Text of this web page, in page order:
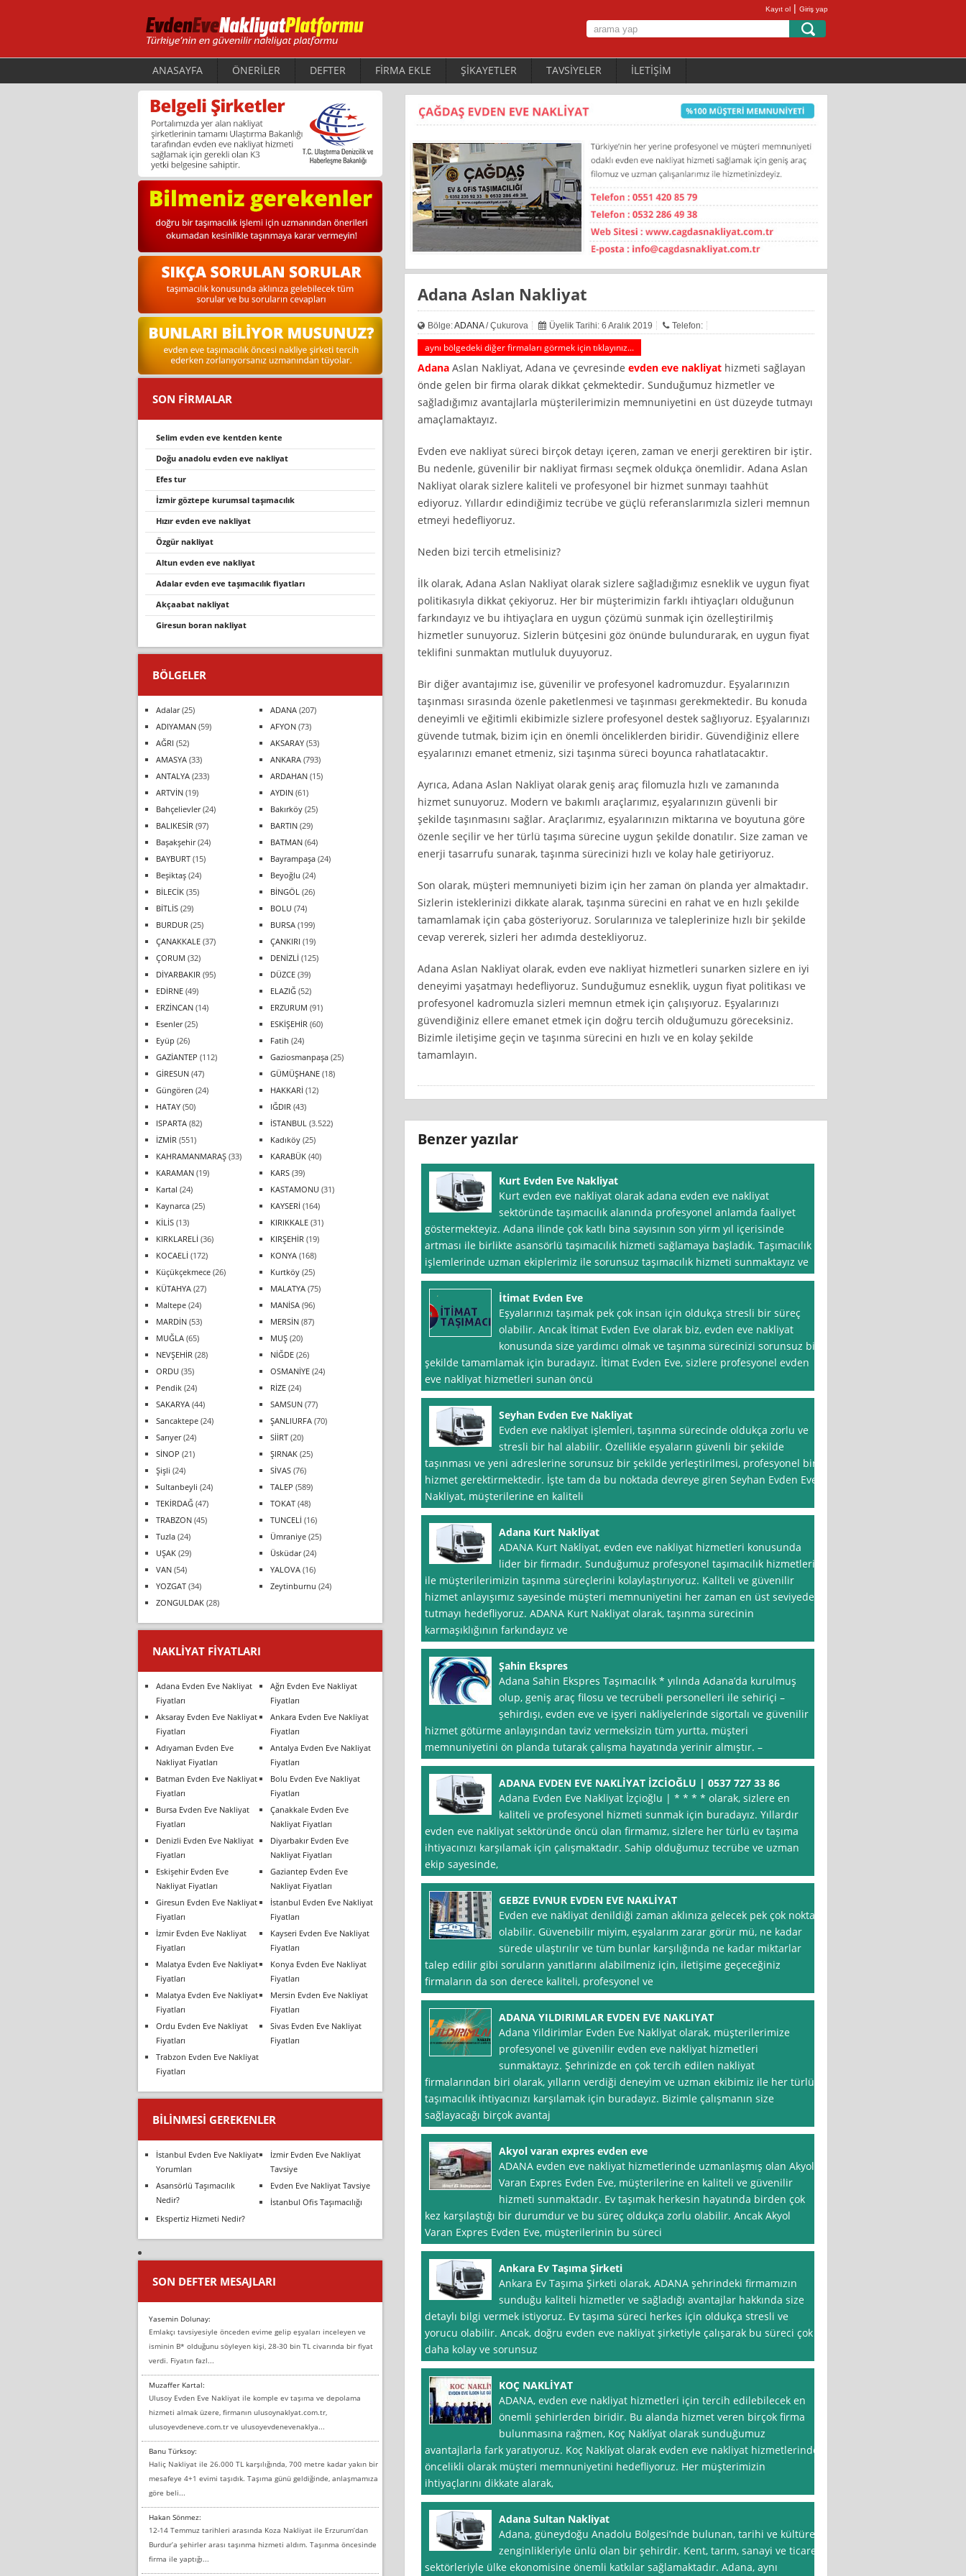
Kayıt ol | Giriş yap
ANASAYFA ÖNERİLER DEFTER FİRMA EKLE ŞİKAYETLER TAVSİYELER İLETİŞİM
Adana Aslan Nakliyat
Bölge:ADANA/ Çukurova Üyelik Tarihi: 6 Aralık 2019 Telefon:
aynı bölgedeki diğer firmaları görmek için tıklayınız...
AdanaAslan Nakliyat, Adana ve çevresinde evden eve nakliyathizmeti sağlayan
önde gelen bir firma olarak dikkat çekmektedir. Sunduğumuz hizmetler ve
sağladığımız avantajlarla müşterilerimizin memnuniyetini en üst düzeyde tutmayı
amaçlamaktayız.
Evden eve nakliyat süreci birçok detayı içeren, zaman ve enerji gerektiren bir iştir.
Bu nedenle, güvenilir bir nakliyat firması seçmek oldukça önemlidir. Adana Aslan
Nakliyat olarak sizlere kaliteli ve profesyonel bir hizmet sunmayı taahhüt
ediyoruz. Yıllardır edindiğimiz tecrübe ve güçlü referanslarımızla sizleri memnun
etmeyi hedefliyoruz.
Neden bizi tercih etmelisiniz?
İlk olarak, Adana Aslan Nakliyat olarak sizlere sağladığımız esneklik ve uygun fiyat
politikasıyla dikkat çekiyoruz. Her bir müşterimizin farklı ihtiyaçları olduğunun
farkındayız ve bu ihtiyaçlara en uygun çözümü sunmak için özelleştirilmiş
hizmetler sunuyoruz. Sizlerin bütçesini göz önünde bulundurarak, en uygun fiyat
teklifini sunmaktan mutluluk duyuyoruz.
Bir diğer avantajımız ise, güvenilir ve profesyonel kadromuzdur. Eşyalarınızın
taşınması sırasında özenle paketlenmesi ve taşınması gerekmektedir. Bu konuda
deneyimli ve eğitimli ekibimizle sizlere profesyonel destek sağlıyoruz. Eşyalarınızı
güvende tutmak, bizim için en önemli önceliklerden biridir. Güvendiğiniz ellere
eşyalarınızı emanet etmeniz, sizi taşınma süreci boyunca rahatlatacaktır.
Ayrıca, Adana Aslan Nakliyat olarak geniş araç filomuzla hızlı ve zamanında
hizmet sunuyoruz. Modern ve bakımlı araçlarımız, eşyalarınızın güvenli bir
şekilde taşınmasını sağlar. Araçlarımız, eşyalarınızın miktarına ve boyutuna göre
özenle seçilir ve her türlü taşıma sürecine uygun şekilde donatılır. Size zaman ve
enerji tasarrufu sunarak, taşınma sürecinizi hızlı ve kolay hale getiriyoruz.
Son olarak, müşteri memnuniyeti bizim için her zaman ön planda yer almaktadır.
Sizlerin isteklerinizi dikkate alarak, taşınma sürecini en rahat ve en hızlı şekilde
tamamlamak için çaba gösteriyoruz. Sorularınıza ve taleplerinize hızlı bir şekilde
cevap vererek, sizleri her adımda destekliyoruz.
Adana Aslan Nakliyat olarak, evden eve nakliyat hizmetleri sunarken sizlere en iyi
deneyimi yaşatmayı hedefliyoruz. Sunduğumuz esneklik, uygun fiyat politikası ve
profesyonel kadromuzla sizleri memnun etmek için çalışıyoruz. Eşyalarınızı
güvendiğiniz ellere emanet etmek için doğru tercih olduğumuzu göreceksiniz.
Bizimle iletişime geçin ve taşınma sürecini en hızlı ve en kolay şekilde
tamamlayın.
Benzer yazılar
Kurt Evden Eve Nakliyat
Kurt evden eve nakliyat olarak adana evden eve nakliyat
sektöründe taşımacılık alanında profesyonel anlamda faaliyet
göstermekteyiz. Adana ilinde çok katlı bina sayısının son yirm yıl içerisinde
artması ile birlikte asansörlü taşımacılık hizmeti sağlamaya başladık. Taşımacılık
işlemlerinde uzman ekiplerimiz ile sorunsuz taşımacılık hizmeti sunmaktayız ve
İtimat Evden Eve
Eşyalarınızı taşımak pek çok insan için oldukça stresli bir süreç
olabilir. Ancak İtimat Evden Eve olarak biz, evden eve nakliyat
konusunda size yardımcı olmak ve taşınma sürecinizi sorunsuz bir
şekilde tamamlamak için buradayız. İtimat Evden Eve, sizlere profesyonel evden
eve nakliyat hizmetleri sunan öncü
Seyhan Evden Eve Nakliyat
Evden eve nakliyat işlemleri, taşınma sürecinde oldukça zorlu ve
stresli bir hal alabilir. Özellikle eşyaların güvenli bir şekilde
taşınması ve yeni adreslerine sorunsuz bir şekilde yerleştirilmesi, profesyonel bir
hizmet gerektirmektedir. İşte tam da bu noktada devreye giren Seyhan Evden Eve
Nakliyat, müşterilerine en kaliteli
Adana Kurt Nakliyat
ADANA Kurt Nakliyat, evden eve nakliyat hizmetleri konusunda
lider bir firmadır. Sunduğumuz profesyonel taşımacılık hizmetleri
ile müşterilerimizin taşınma süreçlerini kolaylaştırıyoruz. Kaliteli ve güvenilir
hizmet anlayışımız sayesinde müşteri memnuniyetini her zaman en üst seviyede
tutmayı hedefliyoruz. ADANA Kurt Nakliyat olarak, taşınma sürecinin
karmaşıklığının farkındayız ve
Şahin Ekspres
Adana Sahin Ekspres Taşımacılık * yılında Adana’da kurulmuş
olup, geniş araç filosu ve tecrübeli personelleri ile sehiriçi –
şehirdışı, evden eve ve işyeri nakliyelerinde sigortalı ve güvenilir
hizmet götürme anlayışından taviz vermeksizin tüm yurtta, müşteri
memnuniyetini ön planda tutarak çalışma hayatında yerinir almıştır. –
ADANA EVDEN EVE NAKLİYAT İZCİOĞLU | 0537 727 33 86
Adana Evden Eve Nakliyat İzçioğlu | * * * * olarak, sizlere en
kaliteli ve profesyonel hizmeti sunmak için buradayız. Yıllardır
evden eve nakliyat sektöründe öncü olan firmamız, sizlere her türlü ev taşıma
ihtiyacınızı karşılamak için çalışmaktadır. Sahip olduğumuz tecrübe ve uzman
ekip sayesinde,
GEBZE EVNUR EVDEN EVE NAKLİYAT
Evden eve nakliyat denildiği zaman aklınıza gelecek pek çok nokta
olabilir. Güvenebilir miyim, eşyalarım zarar görür mü, ne kadar
sürede ulaştırılır ve tüm bunlar karşılığında ne kadar miktarlar
talep edilir gibi soruların yanıtlarını alabilmeniz için, iletişime geçeceğiniz
firmaların da son derece kaliteli, profesyonel ve
ADANA YILDIRIMLAR EVDEN EVE NAKLIYAT
Adana Yildirimlar Evden Eve Nakliyat olarak, müşterilerimize
profesyonel ve güvenilir evden eve nakliyat hizmetleri
sunmaktayız. Şehrinizde en çok tercih edilen nakliyat
firmalarından biri olarak, yılların verdiği deneyim ve uzman ekibimiz ile her türlü
taşımacılık ihtiyacınızı karşılamak için buradayız. Bizimle çalışmanın size
sağlayacağı birçok avantaj
Akyol varan expres evden eve
ADANA evden eve nakliyat hizmetlerinde uzmanlaşmış olan Akyol
Varan Expres Evden Eve, müşterilerine en kaliteli ve güvenilir
hizmeti sunmaktadır. Ev taşımak herkesin hayatında birden çok
kez karşılaştığı bir durumdur ve bu süreç oldukça zorlu olabilir. Ancak Akyol
Varan Expres Evden Eve, müşterilerinin bu süreci
Ankara Ev Taşıma Şirketi
Ankara Ev Taşıma Şirketi olarak, ADANA şehrindeki firmamızın
sunduğu kaliteli hizmetler ve sağladığı avantajlar hakkında size
detaylı bilgi vermek istiyoruz. Ev taşıma süreci herkes için oldukça stresli ve
yorucu olabilir. Ancak, doğru evden eve nakliyat şirketiyle çalışarak bu süreci çok
daha kolay ve sorunsuz
KOÇ NAKLİYAT
ADANA, evden eve nakliyat hizmetleri için tercih edilebilecek en
önemli şehirlerden biridir. Bu alanda hizmet veren birçok firma
bulunmasına rağmen, Koç Nakli̇yat olarak sunduğumuz
avantajlarla fark yaratıyoruz. Koç Nakli̇yat olarak evden eve nakliyat hizmetlerinde
öncelikli olarak müşteri memnuniyetini hedefliyoruz. Her müşterimizin
ihtiyaçlarını dikkate alarak,
Adana Sultan Nakliyat
Adana, güneydoğu Anadolu Bölgesi’nde bulunan, tarihi ve kültürel
zenginlikleriyle ünlü olan bir şehirdir. Kent, tarım, sanayi ve ticaret
sektörleriyle ülke ekonomisine önemli katkılar sağlamaktadır. Adana, aynı
SON FİRMALAR
selim evden eve kentden kente
doğu anadolu evden eve nakliyat
efes tur
i̇zmir göztepe kurumsal taşımacılık
hızır evden eve nakliyat
özgür nakliyat
altun evden eve nakli̇yat
adalar evden eve taşımacılık fiyatları
akçaabat nakli̇yat
giresun boran nakliyat
BÖLGELER
Adalar(25) ADANA (207)
ADIYAMAN (59) AFYON (73)
AĞRI (52) AKSARAY (53)
AMASYA (33) ANKARA (793)
ANTALYA (233) ARDAHAN (15)
ARTVİN (19) AYDIN (61)
Bahçelievler(24) Bakırköy (25)
BALIKESİR (97) BARTIN (29)
Başakşehir(24) BATMAN (64)
BAYBURT (15) Bayrampaşa (24)
Beşiktaş (24) Beyoğlu (24)
BİLECİK (35) BİNGÖL (26)
BİTLİS (29) BOLU (74)
BURDUR (25) BURSA (199)
ÇANAKKALE (37) ÇANKIRI (19)
ÇORUM (32) DENİZLİ (125)
DİYARBAKIR (95) DÜZCE (39)
EDİRNE (49) ELAZIĞ (52)
ERZİNCAN (14) ERZURUM (91)
Esenler(25) ESKİŞEHİR (60)
Eyüp (26) Fatih (24)
GAZİANTEP (112) Gaziosmanpaşa (25)
GİRESUN (47) GÜMÜŞHANE (18)
Güngören (24) HAKKARİ (12)
HATAY (50) IĞDIR (43)
ISPARTA (82) İSTANBUL (3.522)
İZMİR (551) Kadıköy (25)
KAHRAMANMARAŞ (33) KARABÜK (40)
KARAMAN (19) KARS (39)
Kartal (24) KASTAMONU (31)
Kaynarca (25) KAYSERİ (164)
KİLİS (13) KIRIKKALE (31)
KIRKLARELİ (36) KIRŞEHİR (19)
KOCAELİ (172) KONYA (168)
Küçükçekmece (26) Kurtköy (25)
KÜTAHYA (27) MALATYA (75)
Maltepe (24) MANİSA (96)
MARDİN (53) MERSİN (87)
MUĞLA (65) MUŞ (20)
NEVŞEHİR (28) NİĞDE (26)
ORDU (35) OSMANİYE (24)
Pendik (24) RİZE (24)
SAKARYA (44) SAMSUN (77)
Sancaktepe (24) ŞANLIURFA (70)
Sarıyer(24) SİİRT (20)
SİNOP (21) ŞIRNAK (25)
Şişli (24) SİVAS (76)
Sultanbeyli (24) TALEP (589)
TEKİRDAĞ (47) TOKAT (48)
TRABZON (45) TUNCELİ (16)
Tuzla (24) Ümraniye (25)
UŞAK (29) Üsküdar(24)
VAN (54) YALOVA (16)
YOZGAT (34) Zeytinburnu (24)
ZONGULDAK (28)
NAKLIYAT FIYATLARI
Adana Evden Eve Nakliyat
Fiyatları
Ağrı Evden Eve Nakliyat
Fiyatları
Aksaray Evden Eve Nakliyat
Fiyatları
Ankara Evden Eve Nakliyat
Fiyatları
Adıyaman Evden Eve
Nakliyat Fiyatları
Antalya Evden Eve Nakliyat
Fiyatları
Batman Evden Eve Nakliyat
Fiyatları
Bolu Evden Eve Nakliyat
Fiyatları
Bursa Evden Eve Nakliyat
Fiyatları
Çanakkale Evden Eve
Nakliyat Fiyatları
Denizli Evden Eve Nakliyat
Fiyatları
Diyarbakır Evden Eve
Nakliyat Fiyatları
Eskişehir Evden Eve
Nakliyat Fiyatları
Gaziantep Evden Eve
Nakliyat Fiyatları
Giresun Evden Eve Nakliyat
Fiyatları
İstanbul Evden Eve Nakliyat
Fiyatları
İzmir Evden Eve Nakliyat
Fiyatları
Kayseri Evden Eve Nakliyat
Fiyatları
Malatya Evden Eve Nakliyat
Fiyatları
Konya Evden Eve Nakliyat
Fiyatları
Malatya Evden Eve Nakliyat
Fiyatları
Mersin Evden Eve Nakliyat
Fiyatları
Ordu Evden Eve Nakliyat
Fiyatları
Sivas Evden Eve Nakliyat
Fiyatları
Trabzon Evden Eve Nakliyat
Fiyatları
BILINMESI GEREKENLER
İstanbul Evden Eve Nakliyat
Yorumları
İzmir Evden Eve Nakliyat
Tavsiye
Asansörlü Taşımacılık
Nedir?
Evden Eve Nakliyat Tavsiye
İstanbul Ofis Taşımacılığı
Ekspertiz Hizmeti Nedir?
SON DEFTER MESAJLARI
Yasemin Dolunay:
Emlakçı tavsiyesiyle önceden evime gelip eşyaları inceleyen ve
isminin B* olduğunu söyleyen kişi, 28-30 bin TL civarında bir fiyat
verdi. Fiyatın fazl...
Muzaffer Kartal:
Ulusoy Evden Eve Nakliyat ile komple ev taşıma ve depolama
hizmeti almak üzere, firmanın ulusoynaklyat.com.tr,
ulusoyevdeneve.com.tr ve ulusoyevdenevenaklya...
Banu Türksoy:
Haliç Nakliyat ile 26.000 TL karşılığında, 700 metre kadar yakın bir
mesafeye 4+1 evimi taşıdık. Taşıma günü geldiğinde, anlaşmamıza
göre beli...
Hakan Sönmez:
12-14 Temmuz tarihleri arasında Koza Nakliyat ile Erzurum’dan
Burdur’a şehirler arası taşınma hizmeti aldım. Taşınma öncesinde
firma ile yaptığı...